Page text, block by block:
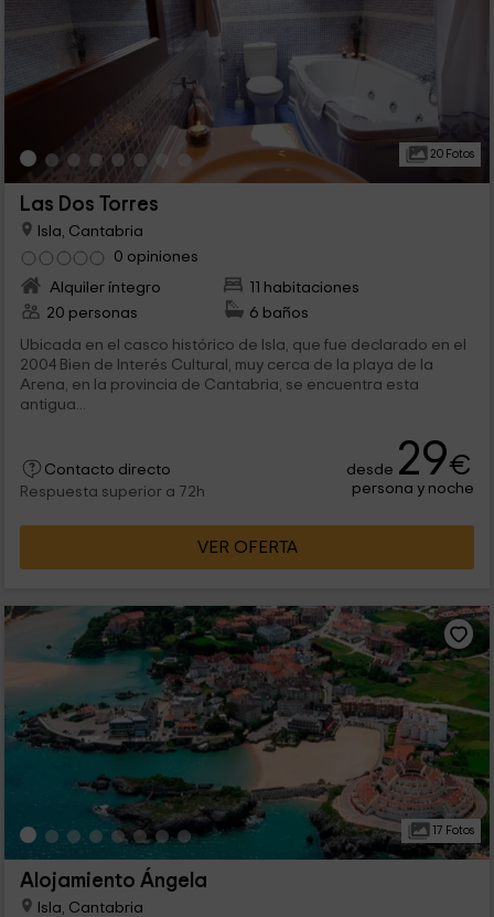
20 Fotos
Las Dos Torres
Isla, Cantabria
0 opiniones
Alquiler íntegro
11 habitaciones
20 personas
6 baños
Ubicada en el casco histórico de Isla, que fue declarado en el
2004 Bien de Interés Cultural, muy cerca de la playa de la
Arena, en la provincia de Cantabria, se encuentra esta
antigua...
Contacto directo
Respuesta superior a 72h
desde 29€
persona y noche
VER OFERTA
17 Fotos
Alojamiento Ángela
Isla, Cantabria